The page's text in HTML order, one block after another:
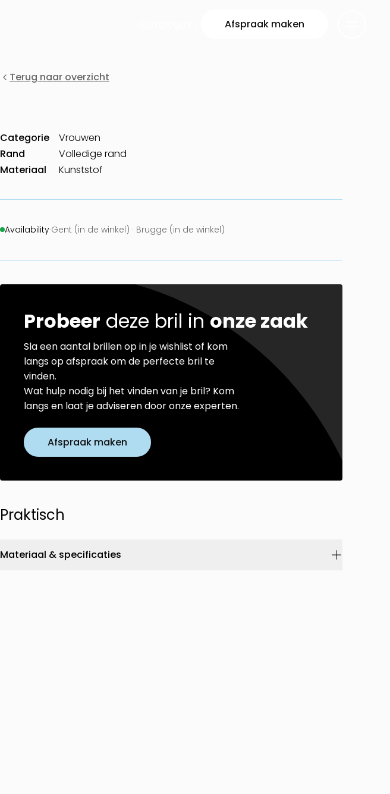
Afspraak maken
Terug naar overzicht
Categorie
Vrouwen
Rand
Volledige rand
Materiaal
Kunststof
Availability·Gent (in de winkel) · Brugge (in de winkel)
Probeer deze bril inonze zaak
Sla een aantal brillen op in je wishlist of kom
langs op afspraak om de perfecte bril te
vinden.
Wat hulp nodig bij het vinden van je bril? Kom
langs en laat je adviseren door onze experten.
Afspraak maken
Praktisch
Materiaal & specificaties